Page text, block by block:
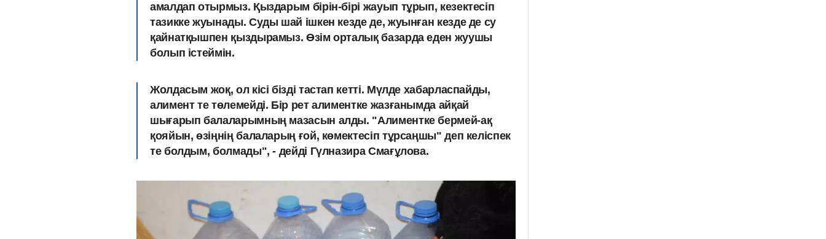
амалдап отырмыз. Қыздарым бірін-бірі жауып тұрып, кезектесіп
тазикке жуынады. Суды шай ішкен кезде де, жуынған кезде де су
қайнатқышпен қыздырамыз. Өзім орталық базарда еден жуушы
болып істеймін.
Жолдасым жоқ, ол кісі бізді тастап кетті. Мүлде хабарласпайды,
алимент те төлемейді. Бір рет алиментке жазғанымда айқай
шығарып балаларымның мазасын алды. "Алиментке бермей-ақ
қояйын, өзіңнің балаларың ғой, көмектесіп тұрсаңшы" деп келіспек
те болдым, болмады", - дейді Гүлназира Смағұлова.